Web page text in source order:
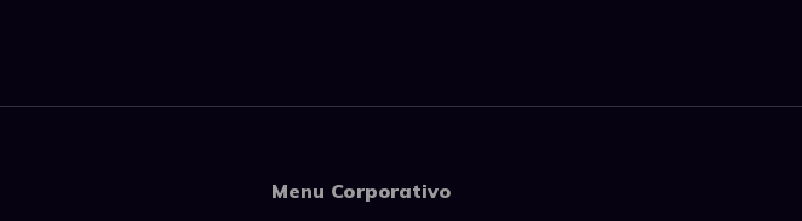
Menu Corporativo